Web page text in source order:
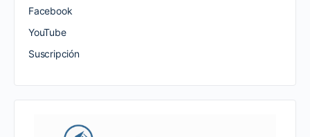
Facebook
YouTube
Suscripción